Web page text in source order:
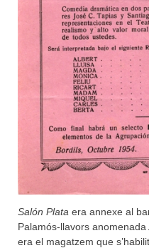
Salón Plata era annexe al
Palamós-llavors
era el magatzem que